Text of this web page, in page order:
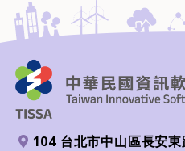
地址
104 台北市中山區長安